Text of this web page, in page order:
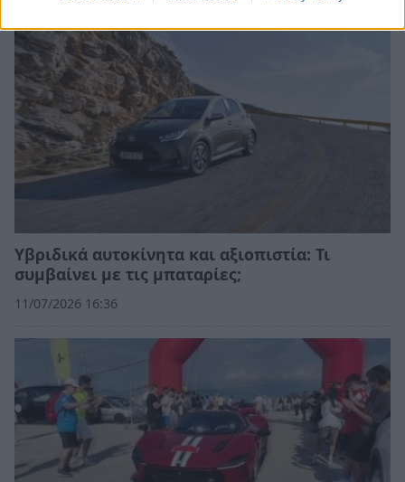
Υβριδικά αυτοκίνητα και αξιοπιστία: Τι
συμβαίνει με τις μπαταρίες;
11/07/2026 16:36